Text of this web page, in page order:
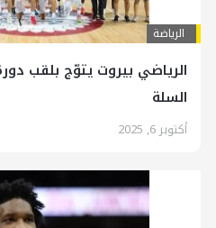
الرياضة
الرياضي بيروت يتوّج بلقب
السلة
أكتوبر 6, 2025